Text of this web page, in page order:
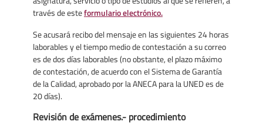
través de esteformulario electrónico.
Se acusará recibo del mensaje en las siguientes 24 horas
laborables y el tiempo medio de contestación a su correo
es de dos días laborables (no obstante, el plazo máximo
de contestación, de acuerdo con el Sistema de Garantía
de la Calidad, aprobado por la ANECA para la UNED es de
20 días).
Revisión de exámenes.- procedimiento